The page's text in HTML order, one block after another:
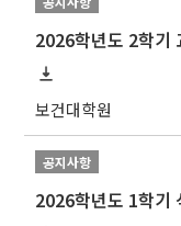
2026학년도 2학기
보건대학원
공지사항